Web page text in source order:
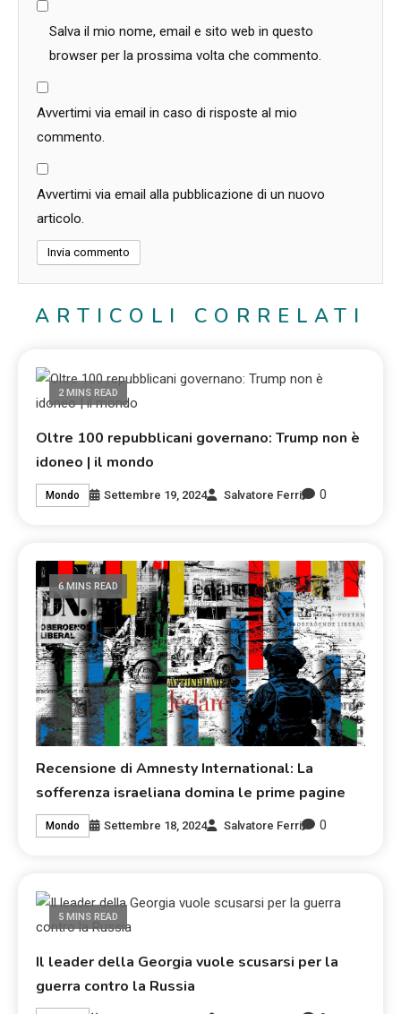
Salva il mio nome, email e sito web in questo
browser per la prossima volta che commento.
Avvertimi via email in caso di risposte al mio
commento.
Avvertimi via email alla pubblicazione di un nuovo
articolo.
ARTICOLI CORRELATI
2 MINS READ
Oltre 100 repubblicani governano: Trump non è
idoneo | il mondo
Mondo Settembre 19, 2024 Salvatore Ferri 0
6 MINS READ
Recensione di Amnesty International: La
sofferenza israeliana domina le prime pagine
Mondo Settembre 18, 2024 Salvatore Ferri 0
5 MINS READ
Il leader della Georgia vuole scusarsi per la
guerra contro la Russia